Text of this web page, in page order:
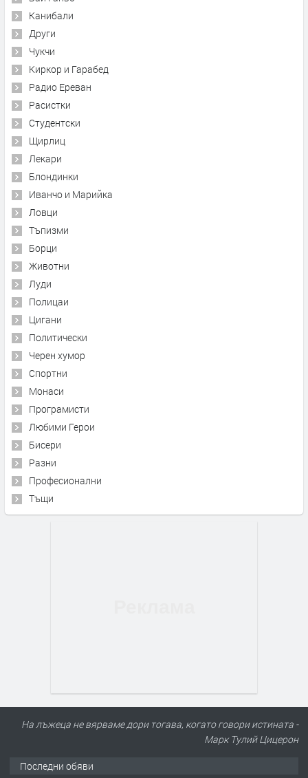
Канибали
Други
Чукчи
Киркор и Гарабед
Радио Ереван
Расистки
Студентски
Щирлиц
Лекари
Блондинки
Иванчо и Марийка
Ловци
Тъпизми
Борци
Животни
Луди
Полицаи
Цигани
Политически
Черен хумор
Спортни
Монаси
Програмисти
Любими Герои
Бисери
Разни
Професионални
Тъщи
На лъжеца не вярваме дори тогава, когато говори истината -
Марк Тулий Цицерон
Последни обяви